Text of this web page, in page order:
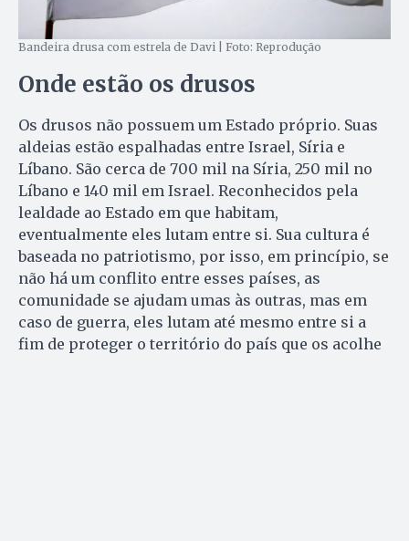
Bandeira drusa com estrela de Davi | Foto: Reprodução
Onde estão os drusos
Os drusos não possuem um Estado próprio. Suas
aldeias estão espalhadas entre Israel, Síria e
Líbano. São cerca de 700 mil na Síria, 250 mil no
Líbano e 140 mil em Israel. Reconhecidos pela
lealdade ao Estado em que habitam,
eventualmente eles lutam entre si. Sua cultura é
baseada no patriotismo, por isso, em princípio, se
não há um conflito entre esses países, as
comunidade se ajudam umas às outras, mas em
caso de guerra, eles lutam até mesmo entre si a
fim de proteger o território do país que os acolhe